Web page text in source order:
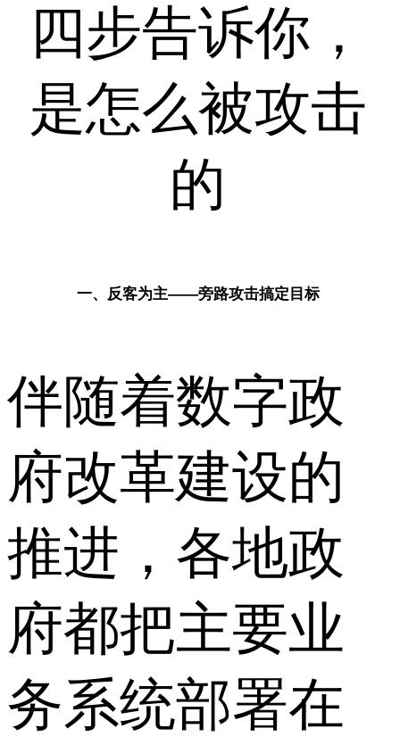
四步告诉你，
是怎么被攻击
的
一、反客为主——旁路攻击搞定目标
伴随着数字政
府改革建设的
推进，各地政
府都把主要业
务系统部署在